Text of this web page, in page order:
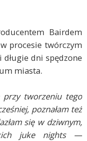
Bairdem
procesie twórczym
długie dni spędzone
miasta.
przy tworzeniu tego
poznałam też
się w dziwnym,
juke nights —